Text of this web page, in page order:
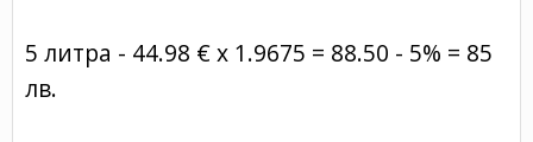
5 литра - 44.98 € x 1.9675 = 88.50 - 5% = 85
лв.